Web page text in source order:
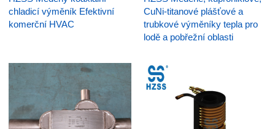
chladicí výměník Efektivní
komerční HVAC
CuNi-titanové plášťové a
trubkové výměníky tepla pro
lodě a pobřežní oblasti